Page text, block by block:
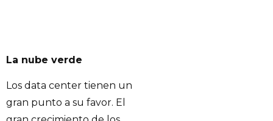
La nube verde
Los data center tienen un
gran punto a su favor. El